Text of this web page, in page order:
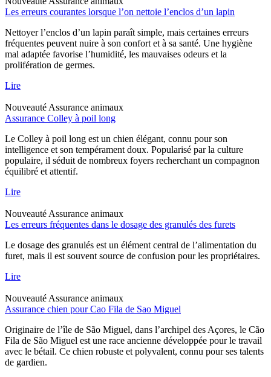
Les erreurs courantes lorsque l’on nettoie l’enclos d’un lapin
Nettoyer l’enclos d’un lapin paraît simple, mais certaines erreurs
fréquentes peuvent nuire à son confort et à sa santé. Une hygiène
mal adaptée favorise l’humidité, les mauvaises odeurs et la
prolifération de germes.
Lire
Nouveauté Assurance animaux
Assurance Colley à poil long
Le Colley à poil long est un chien élégant, connu pour son
intelligence et son tempérament doux. Popularisé par la culture
populaire, il séduit de nombreux foyers recherchant un compagnon
équilibré et attentif.
Lire
Nouveauté Assurance animaux
Les erreurs fréquentes dans le dosage des granulés des furets
Le dosage des granulés est un élément central de l’alimentation du
furet, mais il est souvent source de confusion pour les propriétaires.
Lire
Nouveauté Assurance animaux
Assurance chien pour Cao Fila de Sao Miguel
Originaire de l’île de São Miguel, dans l’archipel des Açores, le Cão
Fila de São Miguel est une race ancienne développée pour le travail
avec le bétail. Ce chien robuste et polyvalent, connu pour ses talents
de gardien.